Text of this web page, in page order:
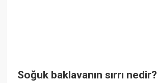
Soğuk baklavanın sırrı nedir?